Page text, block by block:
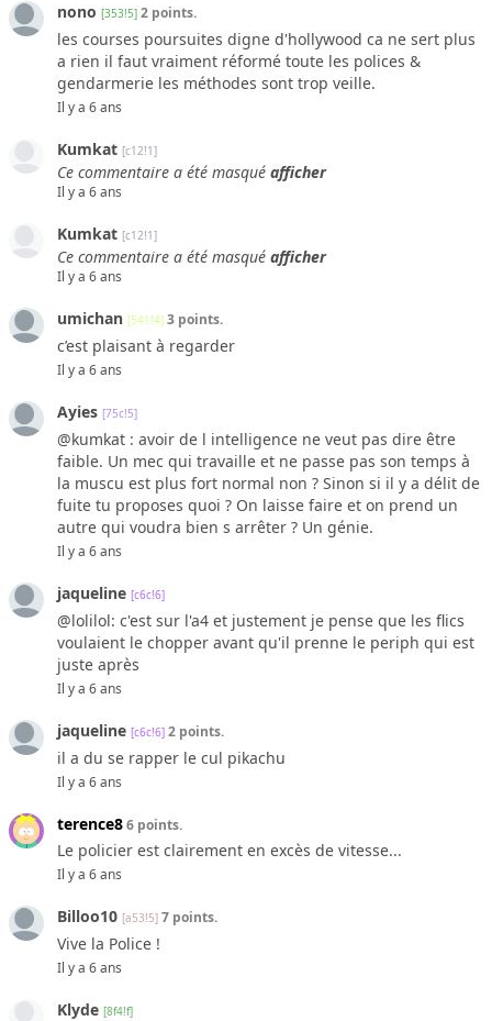
nono [353!5] 2 points.
les courses poursuites digne d'hollywood ca ne sert plus
a rien il faut vraiment réformé toute les polices &
gendarmerie les méthodes sont trop veille.
Il y a 6 ans
Kumkat [c12!1]
Ce commentaire a été masqué afficher
Il y a 6 ans
Kumkat [c12!1]
Ce commentaire a été masqué afficher
Il y a 6 ans
umichan [541!4] 3 points.
c’est plaisant à regarder
Il y a 6 ans
Ayies [75c!5]
@kumkat : avoir de l intelligence ne veut pas dire être
faible. Un mec qui travaille et ne passe pas son temps à
la muscu est plus fort normal non ? Sinon si il y a délit de
fuite tu proposes quoi ? On laisse faire et on prend un
autre qui voudra bien s arrêter ? Un génie.
Il y a 6 ans
jaqueline [c6c!6]
@lolilol: c'est sur l'a4 et justement je pense que les flics
voulaient le chopper avant qu'il prenne le periph qui est
juste après
Il y a 6 ans
jaqueline [c6c!6] 2 points.
il a du se rapper le cul pikachu
Il y a 6 ans
terence86 points.
Le policier est clairement en excès de vitesse...
Il y a 6 ans
Billoo10 [a53!5] 7 points.
Vive la Police !
Il y a 6 ans
Klyde [8f4!f]